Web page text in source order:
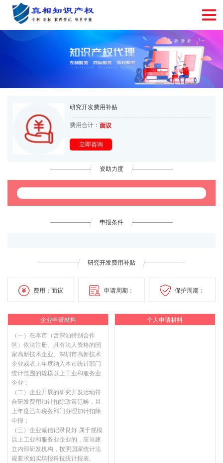
研究开发费用补贴
费用合计： 面议
立即咨询
资助力度
申报条件
研究开发费用补贴
费用：面议 申请周期： 保护周期：
企业申请材料
（一）在本市（含深汕特别合作
区）依法注册、具有法人资格的国
家高新技术企业、深圳市高新技术
企业或者上年度纳入本市统计部门
统计范围的规模以上工业和服务业
企业；
（二）企业开展的研究开发活动符
合研发费用加计扣除政策范畴，且
上年度已向税务部门办理加计扣除
申报；
（三）企业诚信记录良好 属于规模
以上工业和服务业企业的，应当建
立内部研发机构，按照国家统计法
规要求如实填报科技统计报表。
个人申请材料